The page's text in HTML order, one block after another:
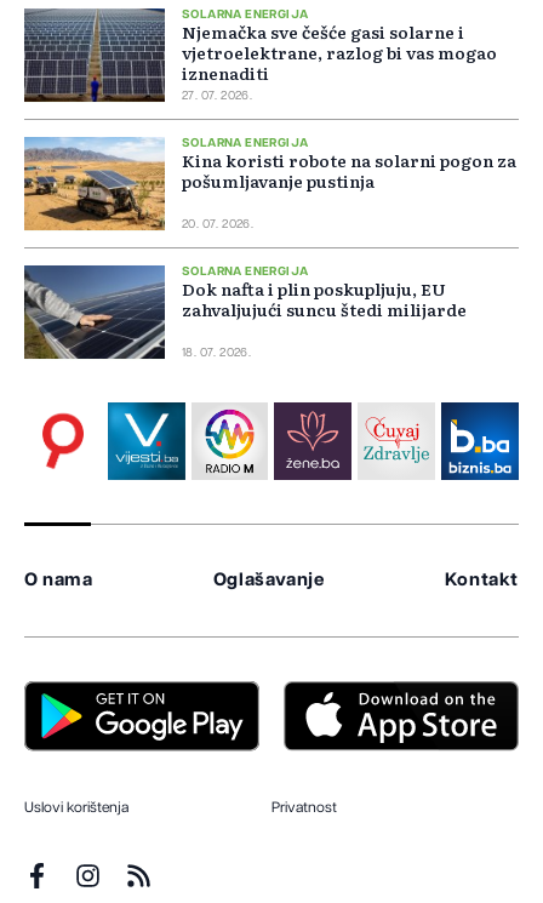
SOLARNA ENERGIJA
Njemačka sve češće gasi solarne i
vjetroelektrane, razlog bi vas mogao
iznenaditi
27. 07. 2026.
SOLARNA ENERGIJA
Kina koristi robote na solarni pogon za
pošumljavanje pustinja
20. 07. 2026.
SOLARNA ENERGIJA
Dok nafta i plin poskupljuju, EU
zahvaljujući suncu štedi milijarde
18. 07. 2026.
O nama Oglašavanje Kontakt
Uslovi korištenja Privatnost